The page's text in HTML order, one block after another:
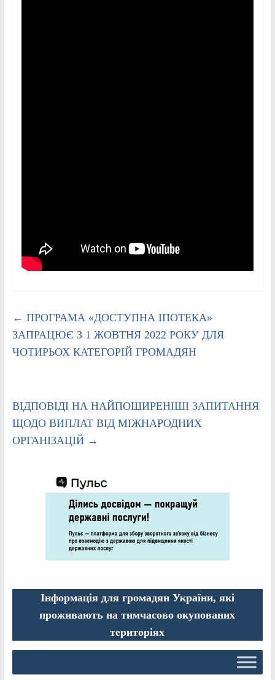
← ПРОГРАМА «ДОСТУПНА ІПОТЕКА»
ЗАПРАЦЮЄ З 1 ЖОВТНЯ 2022 РОКУ ДЛЯ
ЧОТИРЬОХ КАТЕГОРІЙ ГРОМАДЯН
ВІДПОВІДІ НА НАЙПОШИРЕНІШІ ЗАПИТАННЯ
ЩОДО ВИПЛАТ ВІД МІЖНАРОДНИХ
ОРГАНІЗАЦІЙ →
Інформація для громадян України, які
проживають на тимчасово окупованих
територіях